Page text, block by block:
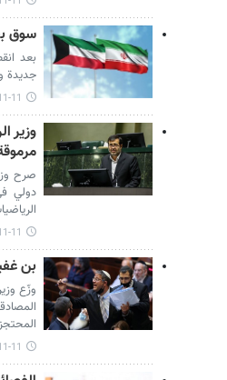
سوق بحجم 37 مليار دولار،
جديدة
13:18
دولي
الرياضيات في حصد 868
13:16
بن
وزّع
12:49